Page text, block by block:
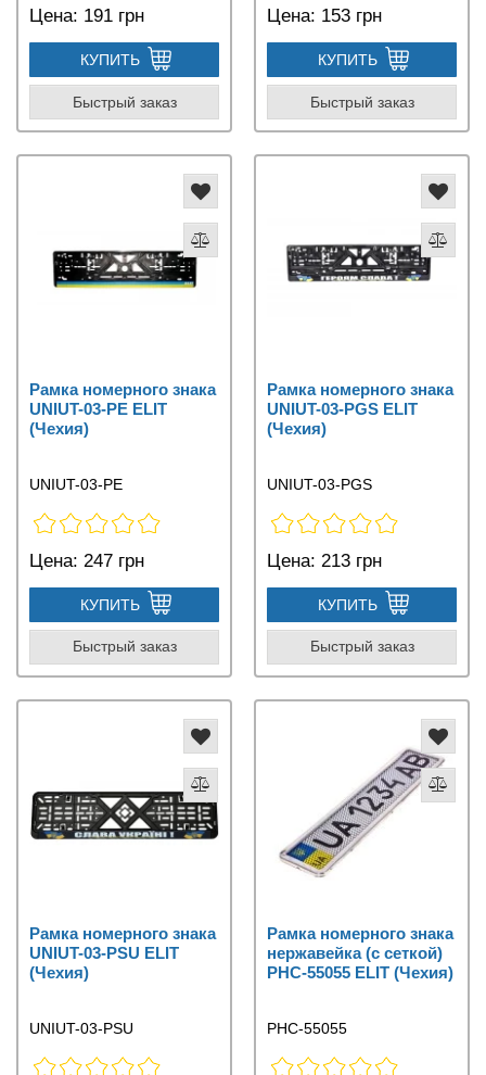
Цена: 191 грн
КУПИТЬ
Быстрый заказ
Цена: 153 грн
КУПИТЬ
Быстрый заказ
Рамка номерного знака
UNIUT-03-PE ELIT
(Чехия)
UNIUT-03-PE
Цена: 247 грн
КУПИТЬ
Быстрый заказ
Рамка номерного знака
UNIUT-03-PGS ELIT
(Чехия)
UNIUT-03-PGS
Цена: 213 грн
КУПИТЬ
Быстрый заказ
Рамка номерного знака
UNIUT-03-PSU ELIT
(Чехия)
UNIUT-03-PSU
Рамка номерного знака
нержавейка (с сеткой)
PHC-55055 ELIT (Чехия)
PHC-55055